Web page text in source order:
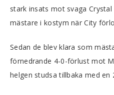
stark insats mot svaga
mästare i kostym när City
Sedan de blev klara som
förnedrande 4-0-förlust mot
helgen studsa tillbaka med en